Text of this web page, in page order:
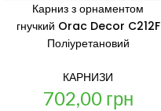
Карниз з орнаментом
гнучкий Orac Decor C212F
Поліуретановий
КАРНИЗИ
702,00 грн